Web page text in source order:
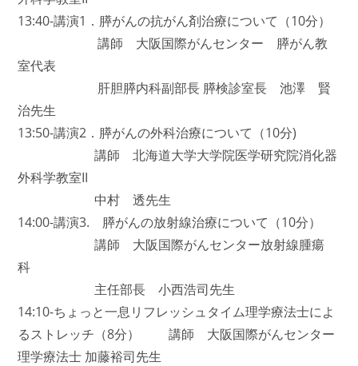
13:40-講演1．膵がんの抗がん剤治療について（10分）
講師 大阪国際がんセンター 膵がん教
室代表
肝胆膵内科副部長 膵検診室長 池澤 賢
治先生
13:50-講演2．膵がんの外科治療について（10分)
講師 北海道大学大学院医学研究院消化器
外科学教室II
中村 透先生
14:00-講演3. 膵がんの放射線治療について（10分）
講師 大阪国際がんセンター放射線腫瘍
科
主任部長 小西浩司先生
14:10-ちょっと一息リフレッシュタイム理学療法士によ
るストレッチ（8分） 講師 大阪国際がんセンター
理学療法士 加藤裕司先生